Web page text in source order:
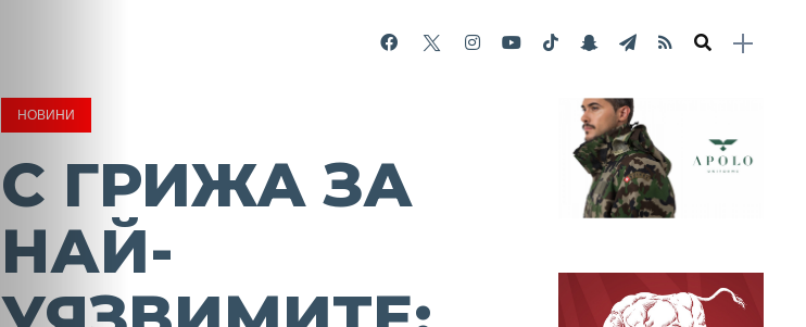
НОВИНИ
С ГРИЖА ЗА
НАЙ-